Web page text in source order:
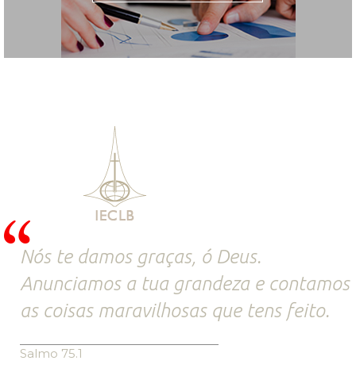
Nós te damos graças, ó Deus.
Anunciamos a tua grandeza e contamos
as coisas maravilhosas que tens feito.
Salmo 75.1